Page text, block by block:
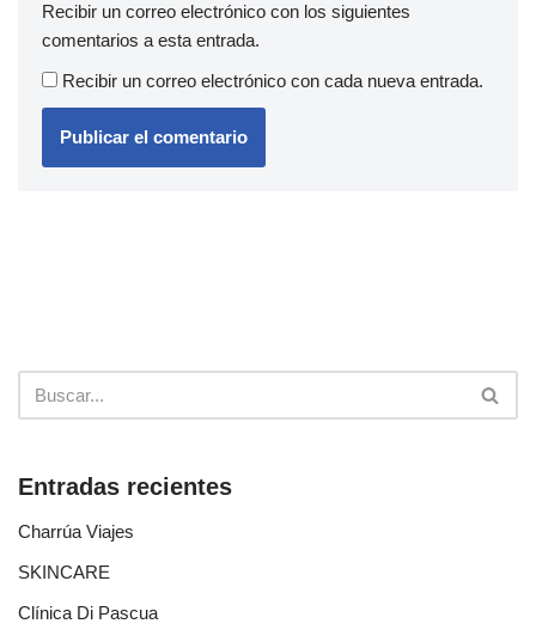
Recibir un correo electrónico con los siguientes
comentarios a esta entrada.
Recibir un correo electrónico con cada nueva entrada.
Entradas recientes
Charrúa Viajes
SKINCARE
Clínica Di Pascua